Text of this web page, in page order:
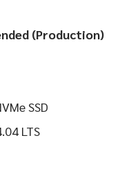
(Production)
SSD
LTS